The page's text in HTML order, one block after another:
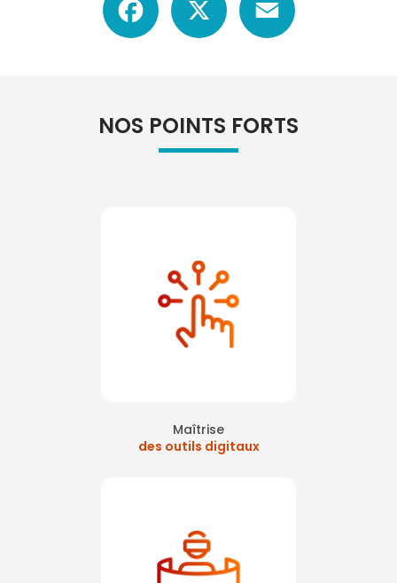
NOS POINTS FORTS
Maîtrise
des outils digitaux